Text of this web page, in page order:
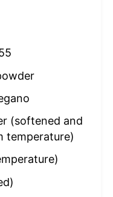
(softened and
temperature)